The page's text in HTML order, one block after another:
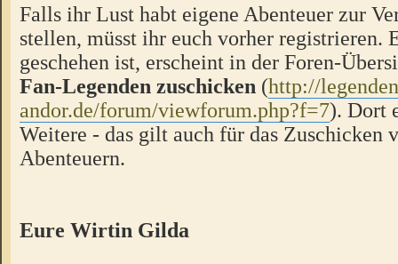
Falls ihr Lust habt eigene Abenteuer zur
stellen, müsst ihr euch vorher registrieren.
geschehen ist, erscheint in der Foren-
Fan-Legenden zuschicken (http://
andor.de/forum/viewforum.php?f=7). Dort
Weitere - das gilt auch für das Zuschicken
Abenteuern.
Eure Wirtin Gilda